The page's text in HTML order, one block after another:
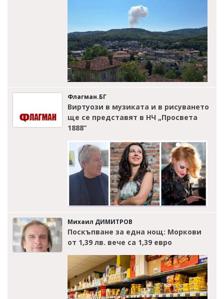
Флагман.БГ
Виртуози в музиката и в рисуването
ще се представят в НЧ „Просвета
1888“
Михаил ДИМИТРОВ
Поскъпване за една нощ: Моркови
от 1,39 лв. вече са 1,39 евро